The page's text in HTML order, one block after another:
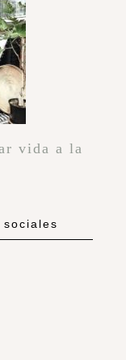
vida a la